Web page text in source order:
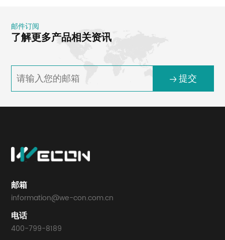
邮件订阅
了解更多产品相关资讯
提交
邮箱
information@we-con.com.cn
电话
400-799-8189